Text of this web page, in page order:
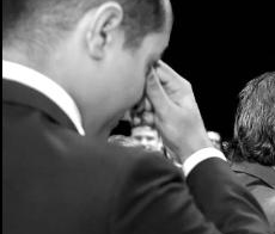
1721